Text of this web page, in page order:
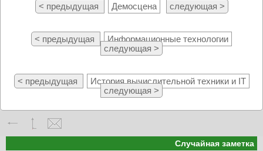
< предыдущая Демосцена следующая >
< предыдущая
Информационные технологии
следующая >
< предыдущая
История вычислительной техники и IT
следующая >
Случайная заметка